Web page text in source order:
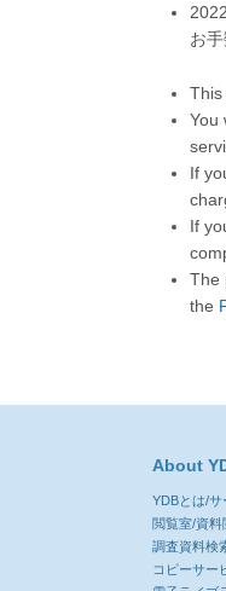
お手
This
You
If
If
The
the
About
YDBとは/
閲覧室/資料
調査資料検
コピーサー